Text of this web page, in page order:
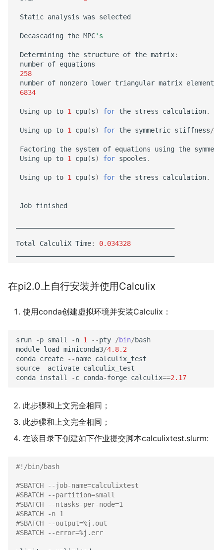
Static analysis was selected
Decascading the MPC's
Determining the structure of the matrix:
number of equations
258
number of nonzero lower triangular matrix elements
6834
Using up to 1 cpu(s) for the stress calculation.
Using up to 1 cpu(s) for the symmetric stiffness/
Factoring the system of equations using the
Using up to 1 cpu(s) for spooles .
Using up to 1 cpu(s) for the stress calculation.
Job finished
Total CalculiX Time:
0.034328
在pi2.0上自行安装并使用Calculix
使用conda创建虚拟环境并安装Calculix：
srun -p small -n 1 --pty /bin/bash
module load miniconda3/4.8.2
conda create --name calculix_test
source
activate calculix_test
conda install -c conda-forge calculix==2.17
此步骤和上文完全相同；
此步骤和上文完全相同；
在该目录下创建如下作业提交脚本calculixtest.slurm:
#!/bin/bash
#SBATCH --job-name=calculixtest
#SBATCH --partition=small
#SBATCH --ntasks-per-node=1
#SBATCH -n 1
#SBATCH --output=%j.out
#SBATCH --error=%j.err